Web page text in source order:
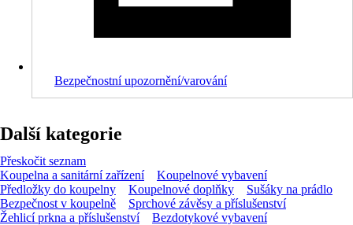
Bezpečnostní upozornění/varování
Další kategorie
Přeskočit seznam
Koupelna a sanitární zařízení
Koupelnové vybavení
Předložky do koupelny
Koupelnové doplňky
Sušáky na prádlo
Bezpečnost v koupelně
Sprchové závěsy a příslušenství
Žehlicí prkna a příslušenství
Bezdotykové vybavení